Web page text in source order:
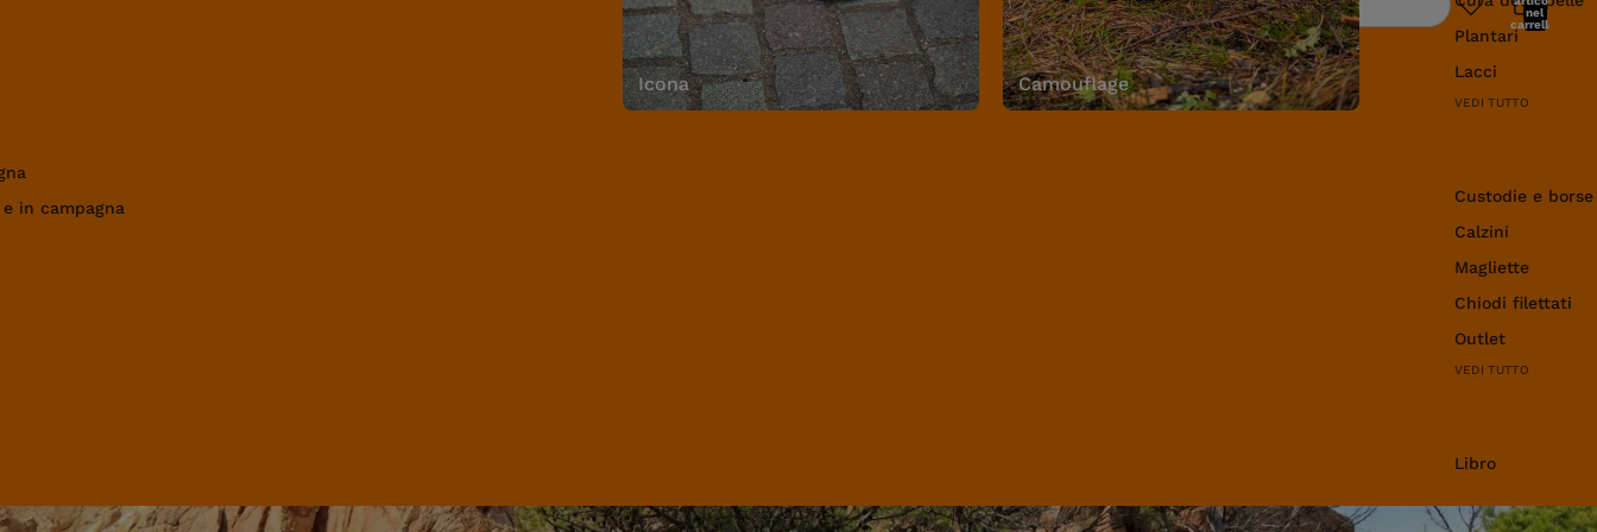
in campagna
Icona Camouflage
Plantari
Lacci
VEDI TUTTO
Custodie e
Calzini
Magliette
Chiodi filettati
Outlet
VEDI TUTTO
Libro
Ricerca
nel
carrello: